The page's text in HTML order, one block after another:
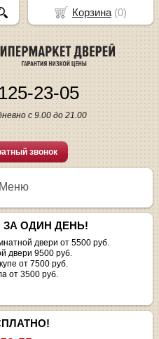
23-05
с 9.00 до 21.00
звонок
Меню
ОДИН ДЕНЬ!
двери от 5500 руб.
двери 9500 руб.
от 7500 руб.
от 3500 руб.
Корзина(0)